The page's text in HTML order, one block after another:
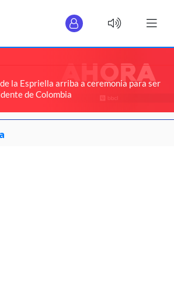
la Espriella arriba a ceremonia para ser
de Colombia